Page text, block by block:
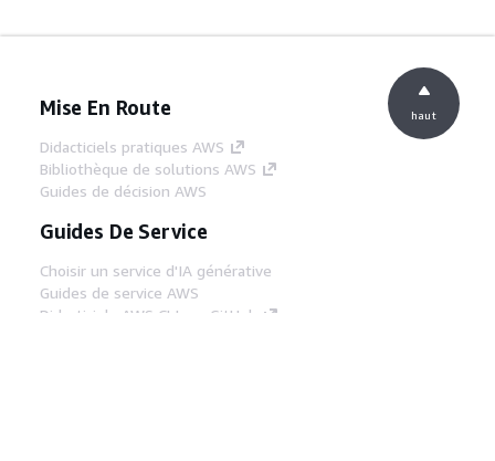
Mise En Route
Didacticiels pratiques AWS
Bibliothèque de solutions AWS
Guides de décision AWS
Guides De Service
Choisir un service d'IA générative
Guides de service AWS
Didacticiels AWS CLI sur GitHub
haut